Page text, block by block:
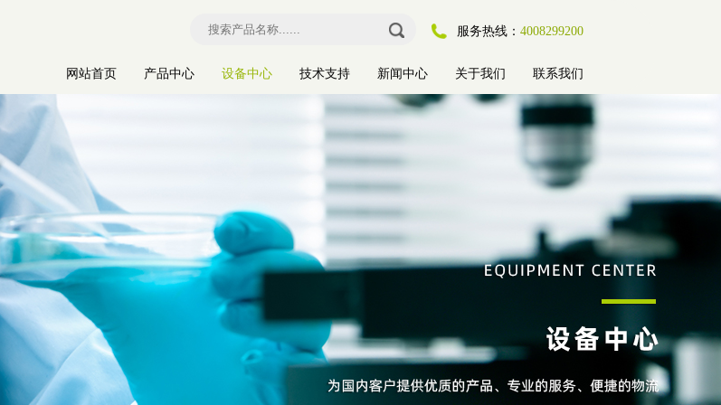
服务热线： 4008299200
网站首页 产品中心 设备中心 技术支持 新闻中心 关于我们 联系我们